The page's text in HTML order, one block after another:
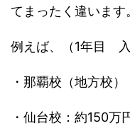
てまったく違います
例えば、（1年目 入
・那覇校（地方校）
・仙台校：約150万